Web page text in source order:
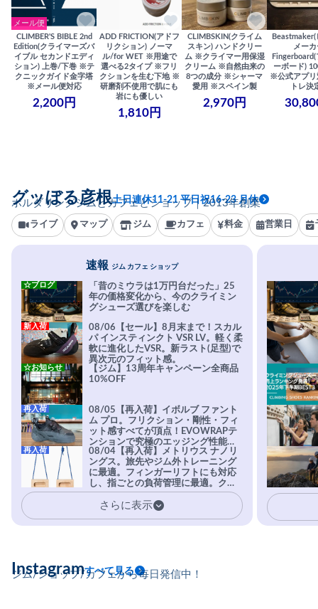
メール便
CLIMBER'S BIBLE 2nd
Edition(クライマーズバ
イブル セカンドエディ
ション) 上巻/下巻 ※テ
クニックガイド金字塔
※メール便対応
2,200円
ADD FRICTION(アドフ
リクション) ノーマ
ル/for WET ※用途で
選べる2タイプ ※フリ
クションを生む下地 ※
研磨剤不使用で肌にも
岩にも優しい
1,810円
CLIMBSKIN(クライム
スキン) ハンドクリー
ム ※クライマー用保湿
クリーム ※自然由来の
8つの成分 ※シャーマ
愛用 ※スペイン製
2,970円
メーカ
ーボード)
※公式アプ
トレ決
ボルダリングジムとカフェとショップ｜2013年創業
グッぼる彦根土日連休11-21 平日祝16-23 月休
ライブ マップ ジム カフェ 料金 営業日
速報 ジム カフェ ショップ
「昔のミウラは1万円台だった」25
年の価格変化から、今のクライミン
グシューズ選びを楽しむ
☆ブログ
08/06【セール】8月末まで！スカル
パ インスティンクト VSR LV。軽く柔
軟に進化したVSR。新ラスト(足型)で
異次元のフィット感。
新入荷
【ジム】13周年キャンペーン全商品
10%OFF
☆お知らせ
08/05【再入荷】イボルブ ファント
ム プロ。フリクション・剛性・フィ
ット感すべてが頂点！EVOWRAPテ
ンションで究極のエッジング性能を
実現。進化系ラバーEvo-74はTRAX
を凌駕する粘着力で極小ホールドに
安心感。
再入荷
08/04【再入荷】メトリウス ナノリ
ングス。旅先やジム外トレーニング
に最適。フィンガーリフトにも対応
し、指ごとの負荷管理に最適。クラ
イマーの指を本気で鍛えるギア。
再入荷
さらに表示
ジム/ショップ/カフェから毎日発信中！
Instagramすべて見る